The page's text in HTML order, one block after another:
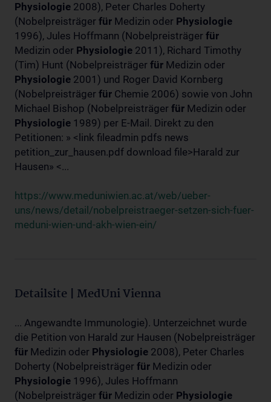
Physiologie 2008), Peter Charles Doherty
(Nobelpreisträger für Medizin oder Physiologie
1996), Jules Hoffmann (Nobelpreisträger für
Medizin oder Physiologie 2011), Richard Timothy
(Tim) Hunt (Nobelpreisträger für Medizin oder
Physiologie 2001) und Roger David Kornberg
(Nobelpreisträger für Chemie 2006) sowie von John
Michael Bishop (Nobelpreisträger für Medizin oder
Physiologie 1989) per E-Mail. Direkt zu den
Petitionen: » <link fileadmin pdfs news
petition_zur_hausen.pdf download file>Harald zur
Hausen» <...
https://www.meduniwien.ac.at/web/ueber-
uns/news/detail/nobelpreistraeger-setzen-sich-fuer-
meduni-wien-und-akh-wien-ein/
Detailsite | MedUni Vienna
... Angewandte Immunologie). Unterzeichnet wurde
die Petition von Harald zur Hausen (Nobelpreisträger
für Medizin oder Physiologie 2008), Peter Charles
Doherty (Nobelpreisträger für Medizin oder
Physiologie 1996), Jules Hoffmann
(Nobelpreisträger für Medizin oder Physiologie